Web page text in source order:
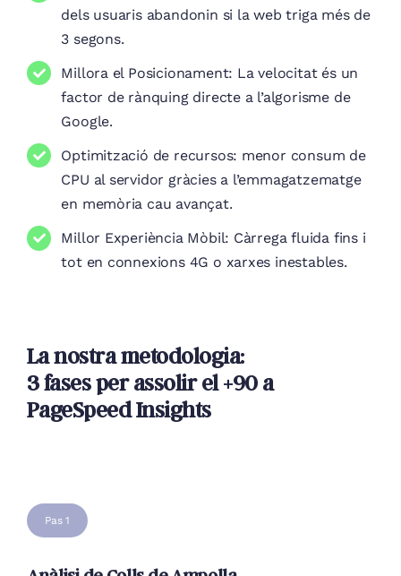
dels usuaris abandonin si la web triga més de
3 segons.
Millora el Posicionament: La velocitat és un
factor de rànquing directe a l’algorisme de
Google.
Optimització de recursos: menor consum de
CPU al servidor gràcies a l’emmagatzematge
en memòria cau avançat.
Millor Experiència Mòbil: Càrrega fluida fins i
tot en connexions 4G o xarxes inestables.
La nostra metodologia:
3 fases per assolir el +90 a
PageSpeed ​​Insights
Pas 1